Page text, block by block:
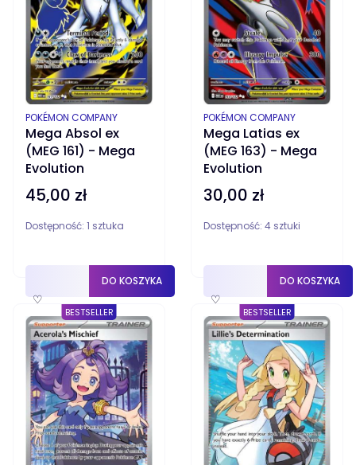
Mega Absol ex
(MEG 161) - Mega
Evolution
PRODUCENT
POKÉMON COMPANY
Cena
45,00 zł
Dostępność: 1 sztuka
♡
DO KOSZYKA
Mega Latias ex
(MEG 163) - Mega
Evolution
PRODUCENT
POKÉMON COMPANY
Cena
30,00 zł
Dostępność: 4 sztuki
♡
DO KOSZYKA
BESTSELLER BESTSELLER